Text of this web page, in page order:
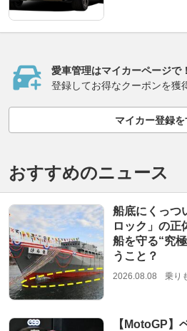
愛車管理はマイカーページで！
登録してお得なクーポンを獲
マイカー登録を
おすすめのニュース
船底にくっつ
ロック」の正
船を守る“究
うこと？
2026.08.08 乗り
【MotoGP】